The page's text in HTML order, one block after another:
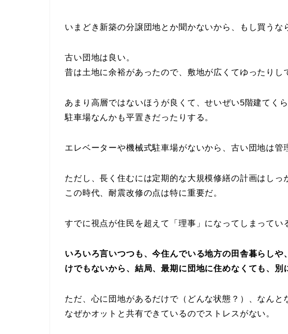
いまどき新築の分譲団地とか聞かないから、もし買うな
古い団地は良い。
昔は土地に余裕があったので、敷地が広くてゆったりし
あまり高層ではないほうが良くて、せいぜい5階建てくら
駐車場なんかも平置きだったりする。
エレベーターや機械式駐車場がないから、古い団地は管
ただし、長く住むには定期的な大規模修繕の計画はしっ
この時代、耐震改修の点は特に重要だ。
すでに視点が住民を超えて「理事」になってしまってい
いろいろ言いつつも、今住んでいる地方の田舎暮らしや
けでもないから、結局、最期に団地に住めなくても、別
ただ、心に団地があるだけで（どんな状態？）、なんと
なぜかオットと共有できているのでストレスがない。